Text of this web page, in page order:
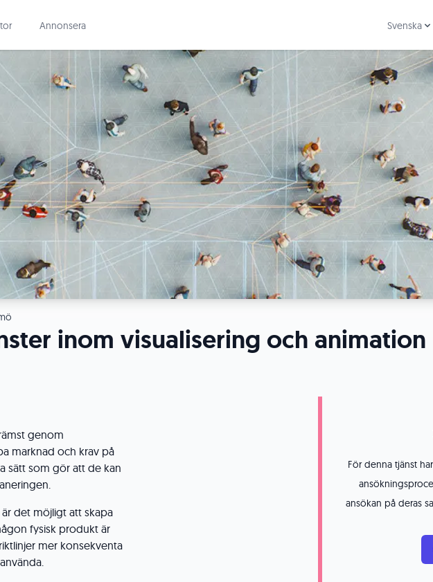
Annonsera Svenska
inom visualisering och animation
genom
marknad och krav på
sätt som gör att de kan
det möjligt att skapa
fysisk produkt är
mer konsekventa
För denna tjänst
ansökan på deras